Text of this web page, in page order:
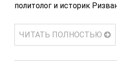
политолог и историк
ЧИТАТЬ ПОЛНОСТЬЮ